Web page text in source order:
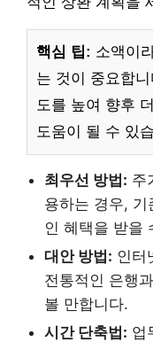
핵심 팁: 소액이
는 것이 중요합
도를 높여 향후
도움이 될 수 있
최우선 방법: 주
용하는 경우, 기
인 혜택을 받을
대안 방법: 인터
전통적인 은행
볼 만합니다.
시간 단축법: 업